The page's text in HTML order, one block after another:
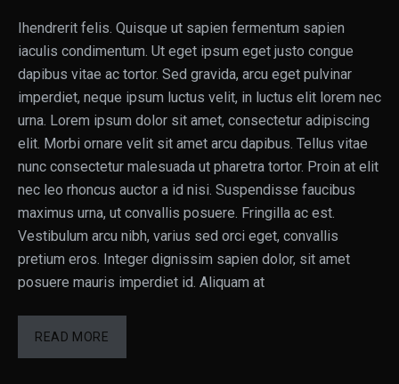
Ihendrerit felis. Quisque ut sapien fermentum sapien
iaculis condimentum. Ut eget ipsum eget justo congue
dapibus vitae ac tortor. Sed gravida, arcu eget pulvinar
imperdiet, neque ipsum luctus velit, in luctus elit lorem nec
urna. Lorem ipsum dolor sit amet, consectetur adipiscing
elit. Morbi ornare velit sit amet arcu dapibus. Tellus vitae
nunc consectetur malesuada ut pharetra tortor. Proin at elit
nec leo rhoncus auctor a id nisi. Suspendisse faucibus
maximus urna, ut convallis posuere. Fringilla ac est.
Vestibulum arcu nibh, varius sed orci eget, convallis
pretium eros. Integer dignissim sapien dolor, sit amet
posuere mauris imperdiet id. Aliquam at
READ MORE